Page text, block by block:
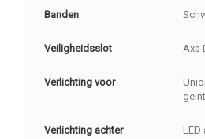
Banden
Veiligheidsslot Axa
Verlichting voor
Verlichting achter
LED